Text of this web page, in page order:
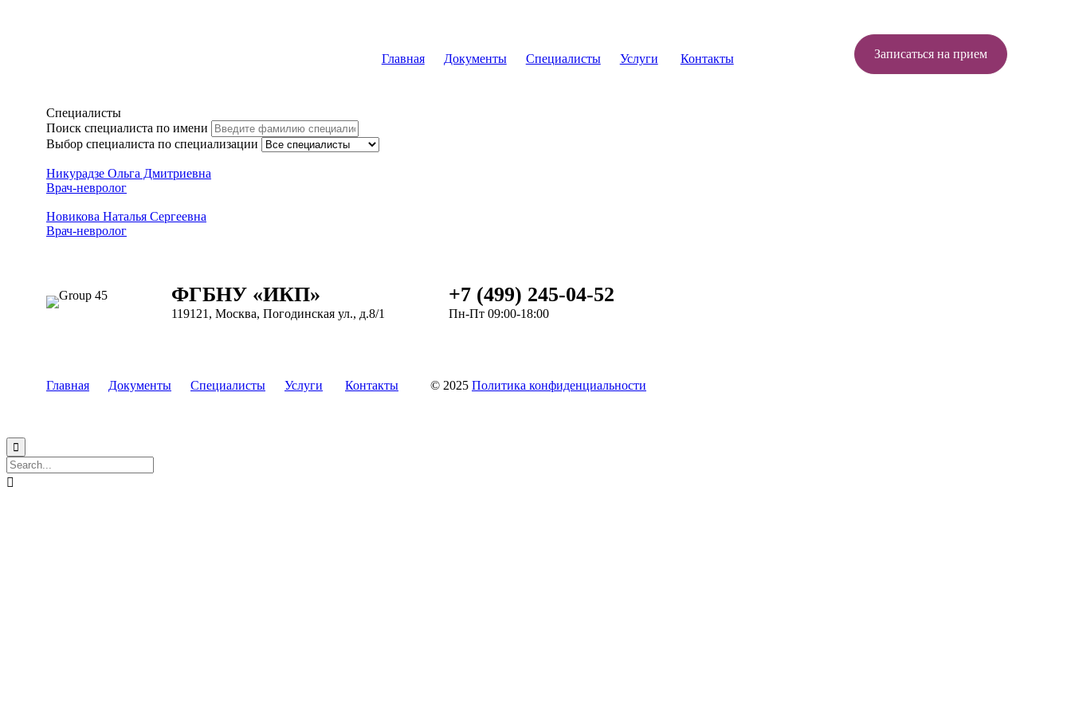
Главная Документы Специалисты Услуги Контакты Записаться на прием
Специалисты
Поиск специалиста по имени
Выбор специалиста по специализации
Никурадзе Ольга Дмитриевна
Врач-невролог
Новикова Наталья Сергеевна
Врач-невролог
ФГБНУ «ИКП»
119121, Москва, Погодинская ул., д.8/1
+7 (499) 245-04-52
Пн-Пт 09:00-18:00
Главная Документы Специалисты Услуги Контакты © 2025 Политика конфиденциальности

